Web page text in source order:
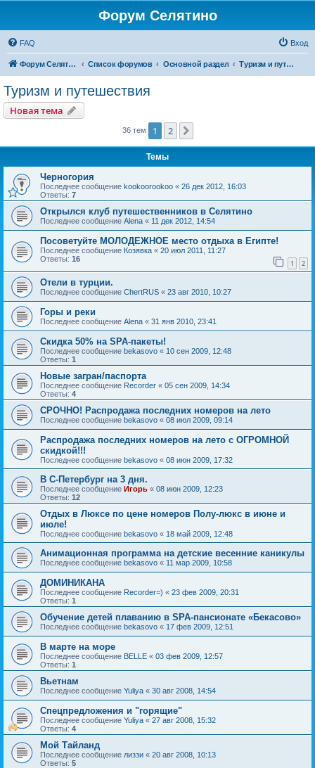
Форум Селятино
FAQ Вход
Форум Селятино Список форумов Основной раздел Туризм и путешествия
Туризм и путешествия
Новая тема
36 тем 1 2
Темы
Черногория
Последнее сообщение kookoorookoo « 26 дек 2012, 16:03
Ответы: 7
Открылся клуб путешественников в Селятино
Последнее сообщение Alena « 11 дек 2012, 14:54
Посоветуйте МОЛОДЕЖНОЕ место отдыха в Египте!
Последнее сообщение Козявка « 20 июл 2011, 11:27
Ответы: 16 1 2
Отели в турции.
Последнее сообщение ChertRUS « 23 авг 2010, 10:27
Горы и реки
Последнее сообщение Alena « 31 янв 2010, 23:41
Скидка 50% на SPA-пакеты!
Последнее сообщение bekasovo « 10 сен 2009, 12:48
Ответы: 1
Новые загран/паспорта
Последнее сообщение Recorder « 05 сен 2009, 14:34
Ответы: 4
СРОЧНО! Распродажа последних номеров на лето
Последнее сообщение bekasovo « 08 июл 2009, 09:14
Распродажа последних номеров на лето с ОГРОМНОЙ
скидкой!!!
Последнее сообщение bekasovo « 08 июн 2009, 17:32
В С-Петербург на 3 дня.
Последнее сообщение Игорь « 08 июн 2009, 12:23
Ответы: 12
Отдых в Люксе по цене номеров Полу-люкс в июне и
июле!
Последнее сообщение bekasovo « 18 май 2009, 12:48
Анимационная программа на детские весенние каникулы
Последнее сообщение bekasovo « 11 мар 2009, 10:58
ДОМИНИКАНА
Последнее сообщение Recorder=) « 23 фев 2009, 20:31
Ответы: 1
Обучение детей плаванию в SPA-пансионате «Бекасово»
Последнее сообщение bekasovo « 17 фев 2009, 12:51
В марте на море
Последнее сообщение BELLE « 03 фев 2009, 12:57
Ответы: 1
Вьетнам
Последнее сообщение Yuliya « 30 авг 2008, 14:54
Спецпредложения и "горящие"
Последнее сообщение Yuliya « 27 авг 2008, 15:32
Ответы: 4
Мой Тайланд
Последнее сообщение лиззи « 20 авг 2008, 10:13
Ответы: 5